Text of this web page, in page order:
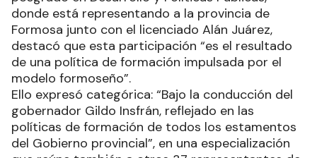
donde está representando a la provincia de
Formosa junto con el licenciado Alán Juárez,
destacó que esta participación “es el resultado
de una política de formación impulsada por el
modelo formoseño”.
Ello expresó categórica: “Bajo la conducción del
gobernador Gildo Insfrán, reflejado en las
políticas de formación de todos los estamentos
del Gobierno provincial”, en una especialización